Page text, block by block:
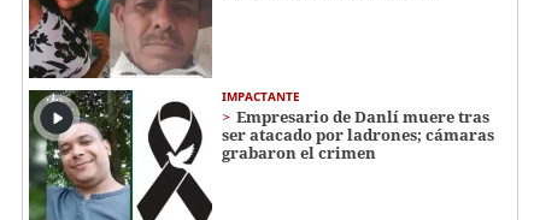
IMPACTANTE
Empresario de Danlí muere tras
ser atacado por ladrones; cámaras
grabaron el crimen